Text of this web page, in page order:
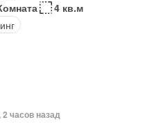
4 кв.м
часов назад